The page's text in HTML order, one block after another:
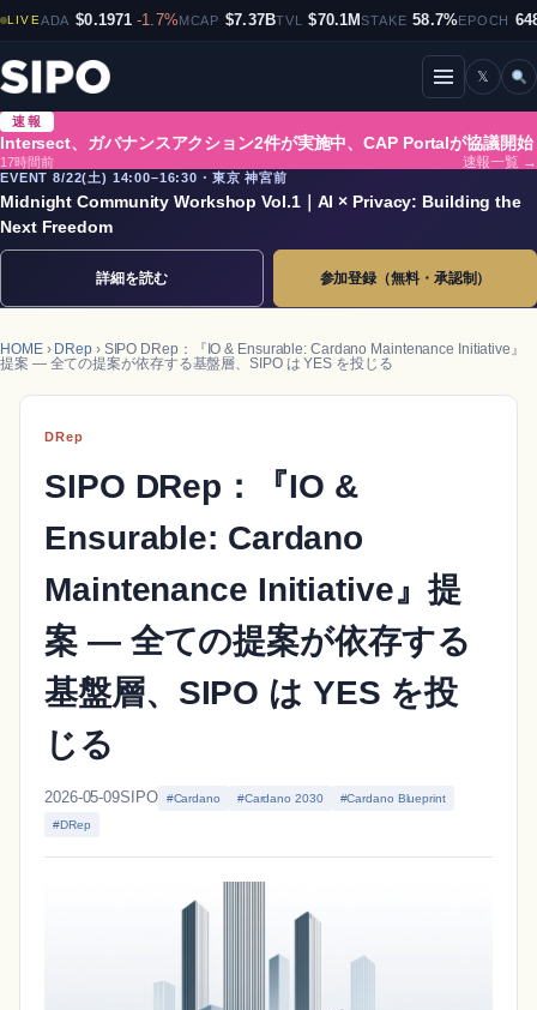
LIVEADA $0.1971 -1.7%MCAP $7.37BTVL $70.1MSTAKE 58.7%EPOCH
メニューを開閉
𝕏
速報
Intersect、ガバナンスアクション2件が実施中、CAP Portalが協議開始
17時間前
速報一覧 →
EVENT 8/22(土) 14:00–16:30・東京 神宮前
Midnight Community Workshop Vol.1｜AI × Privacy: Building the
Next Freedom
詳細を読む 参加登録（無料・承認制）
HOME› DRep› SIPO DRep：『IO & Ensurable: Cardano Maintenance Initiative』
提案 ― 全ての提案が依存する基盤層、SIPO は YES を投じる
DRep
SIPO DRep：『IO &
Ensurable: Cardano
Maintenance Initiative』提
案 ― 全ての提案が依存する
基盤層、SIPO は YES を投
じる
2026-05-09SIPO #Cardano #Cardano 2030
#Cardano Blueprint
#DRep